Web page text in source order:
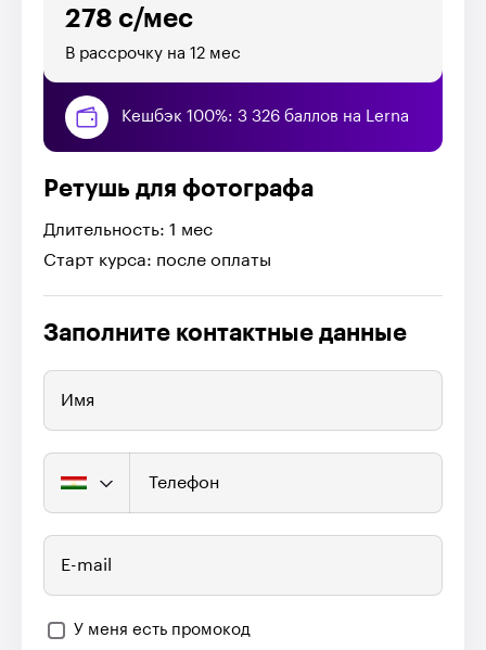
278 с/мес
В рассрочку на 12 мес
Кешбэк 100%: 3 326 баллов на Lerna
Ретушь для фотографа
Длительность: 1 мес
Старт курса: после оплаты
Заполните контактные данные
Имя
Телефон
E-mail
У меня есть промокод